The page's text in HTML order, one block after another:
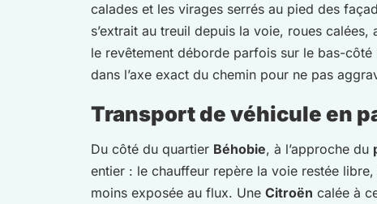
calades et les virages serrés au pied des
s’extrait au treuil depuis la voie, roues
le revêtement déborde parfois sur le bas-côté
dans l’axe exact du chemin pour ne pas
Transport de véhicule en
Du côté du quartier Béhobie, à l’approche du
entier : le chauffeur repère la voie restée
moins exposée au flux. Une Citroën calée à